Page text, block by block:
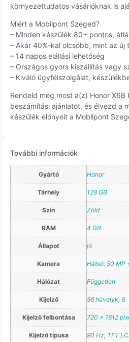
környezettudatos vásárlóknak is
Miért a Mobilpont Szeged?
– Minden készülék 80+ pontos,
– Akár 40%-kal olcsóbb, mint az új
– 14 napos elállási lehetőség
– Országos gyors kiszállítás vagy
– Kiváló ügyfélszolgálat,
Rendeld meg most a(z) Honor
beszámítási ajánlatot, és élvezd a
készülék előnyeit a Mobilpont
További információk
Gyártó Honor
Tárhely 128 GB
Szín Zöld
RAM 4 GB
Állapot jó
Kamera Hátsó: 50 MP
Hálózat Független
Kijelző 56 hüvelyk, 6
Kijelző felbontása 720 x 1612
Kijelző típusa 90 Hz, TFT